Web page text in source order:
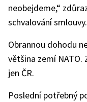
neobejdeme,“
schvalování smlouvy.
Obrannou dohodu
většina zemí NATO.
jen ČR.
Poslední potřebný